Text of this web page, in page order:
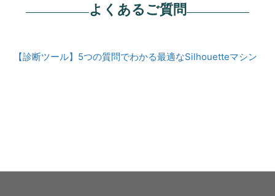
よくあるご質問
【診断ツール】5つの質問でわかる最適なSilhouetteマシン